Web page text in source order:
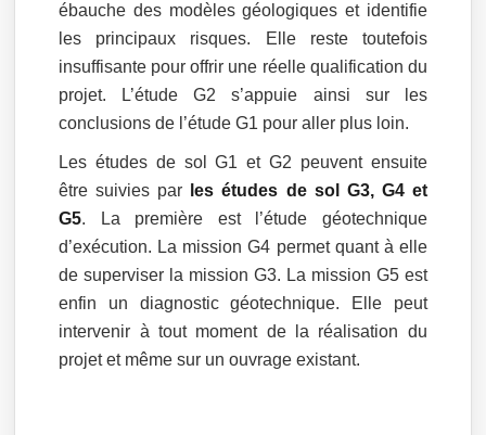
ébauche des modèles géologiques et identifie
les principaux risques. Elle reste toutefois
insuffisante pour offrir une réelle qualification du
projet. L’étude G2 s’appuie ainsi sur les
conclusions de l’étude G1 pour aller plus loin.
Les études de sol G1 et G2 peuvent ensuite
être suivies par
les études de sol G3, G4 et
G5. La première est l’étude géotechnique
d’exécution. La mission G4 permet quant à elle
de superviser la mission G3. La mission G5 est
enfin un diagnostic géotechnique. Elle peut
intervenir à tout moment de la réalisation du
projet et même sur un ouvrage existant.